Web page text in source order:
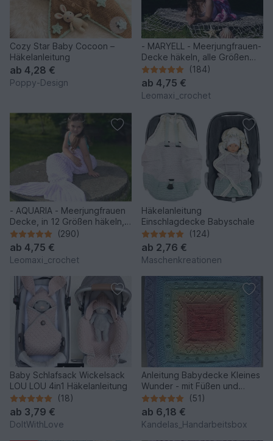
Cozy Star Baby Cocoon –
Häkelanleitung
ab 4,28 €
Poppy-Design
- MARYELL - Meerjungfrauen-
Decke häkeln, alle Größen
und 4 Muster Varianten, tolles
Geschenk
(184)
ab 4,75 €
Leomaxi_crochet
- AQUARIA - Meerjungfrauen
Decke, in 12 Größen häkeln,
super für Anfänger,
Flossendecke, Meerjungfrau
(290)
ab 4,75 €
Leomaxi_crochet
Häkelanleitung
Einschlagdecke Babyschale
(124)
ab 2,76 €
Maschenkreationen
Baby Schlafsack Wickelsack
LOU LOU 4in1 Häkelanleitung
(18)
ab 3,79 €
DoItWithLove
Anleitung Babydecke Kleines
Wunder - mit Füßen und
Herzchen
(51)
ab 6,18 €
Kandelas_Handarbeitsbox